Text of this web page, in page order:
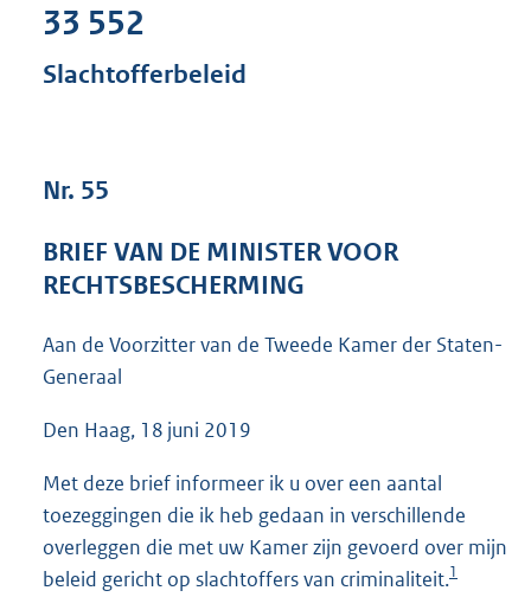
e
5
33 552
Slachtofferbeleid
Nr. 55
BRIEF VAN DE MINISTER VOOR
RECHTSBESCHERMING
Aan de Voorzitter van de Tweede Kamer der Staten-
Generaal
Den Haag, 18 juni 2019
Met deze brief informeer ik u over een aantal
toezeggingen die ik heb gedaan in verschillende
overleggen die met uw Kamer zijn gevoerd over mijn
beleid gericht op slachtoffers van criminaliteit.1